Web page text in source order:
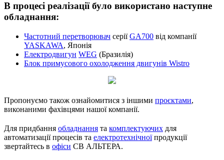
В процесі реалізації було використано наступне
обладнання:
Частотний перетворювач серіїGA700 від компанії
YASKAWA, Японія
Електродвигун WEG (Бразилія)
Блок примусового охолодження двигунів Wistro
Пропонуємо також ознайомитися з іншими проєктами,
виконаними фахівцями нашої компанії.
Для придбання обладнання та комплектуючих для
автоматизації процесів та електротехнічноїпродукції
звертайтесь в офіси СВ АЛЬТЕРА.